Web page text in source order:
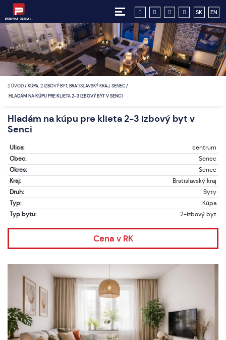
SK EN
ÚVOD/KÚPA, 2 IZBOVÝ BYT, BRATISLAVSKÝ KRAJ, SENEC/
HLADÁM NA KÚPU PRE KLIETA 2-3 IZBOVÝ BYT V SENCI
Hladám na kúpu pre klieta 2-3 izbový byt v
Senci
Ulica:
centrum
Obec:
Senec
Okres:
Senec
Kraj:
Bratislavský kraj
Druh:
Byty
Typ:
Kúpa
Typ bytu:
2-izbový byt
Cena v RK